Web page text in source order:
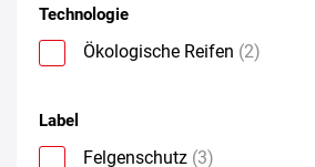
Technologie
Ökologische Reifen (2)
Label
Felgenschutz (3)